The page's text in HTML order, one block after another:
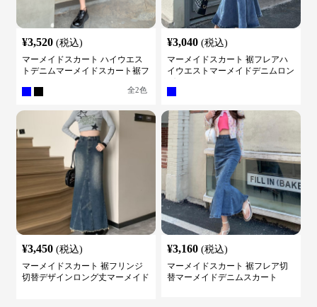
¥3,520 (税込)
マーメイドスカート ハイウエス
トデニムマーメイドスカート裾フ
全2色
¥3,040 (税込)
マーメイドスカート 裾フレアハ
イウエストマーメイドデニムロン
¥3,450 (税込)
マーメイドスカート 裾フリンジ
切替デザインロング丈マーメイド
¥3,160 (税込)
マーメイドスカート 裾フレア切
替マーメイドデニムスカート